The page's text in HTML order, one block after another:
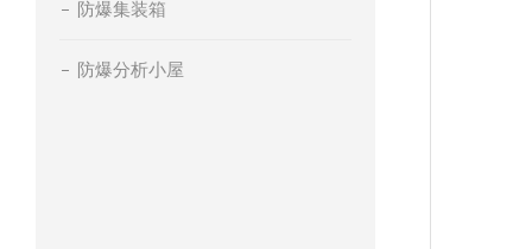
防爆集装箱
防爆分析小屋